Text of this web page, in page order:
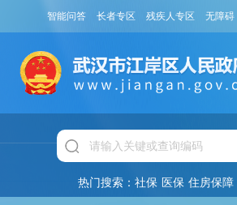
智能问答 长者专区 残疾人专区 无障碍
热门搜索： 社保 医保 住房保障